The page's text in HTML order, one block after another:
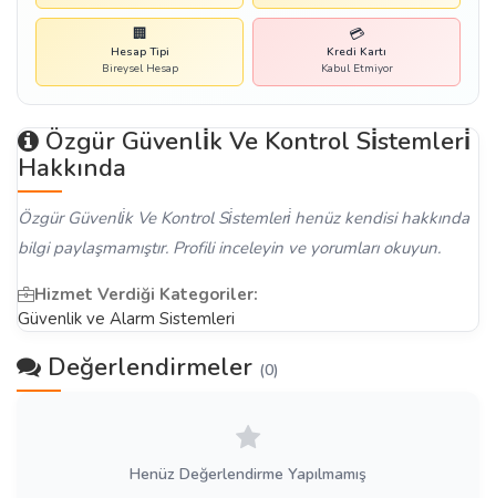
🏢
Hesap Tipi
Bireysel Hesap
💳
Kredi Kartı
Kabul Etmiyor
Özgür Güvenli̇k Ve Kontrol Si̇stemleri̇
Hakkında
Özgür Güvenli̇k Ve Kontrol Si̇stemleri̇ henüz kendisi hakkında
bilgi paylaşmamıştır. Profili inceleyin ve yorumları okuyun.
Hizmet Verdiği Kategoriler:
Güvenlik ve Alarm Sistemleri
Değerlendirmeler (0)
Henüz Değerlendirme Yapılmamış